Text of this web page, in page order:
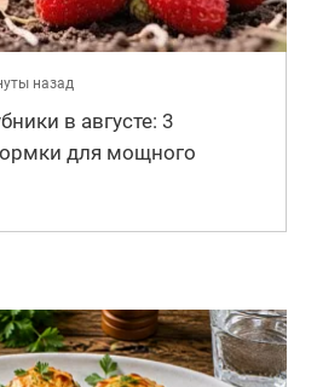
назад
в августе: 3
для мощного